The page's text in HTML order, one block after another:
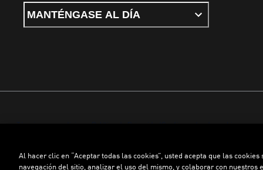
MANTÉNGASE AL DÍA
Términos y condiciones Política de PrivacidadConfigurador de cookies
©PUMA, 2026. Todos los derechos reservados
Al hacer clic en “Aceptar todas las cookies”, usted acepta que las
navegación del sitio, analizar el uso del mismo, y colaborar con nuestros